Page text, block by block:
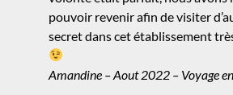
pouvoir revenir afin de visiter
secret dans cet établissement
Amandine – Aout 2022 – Voyage